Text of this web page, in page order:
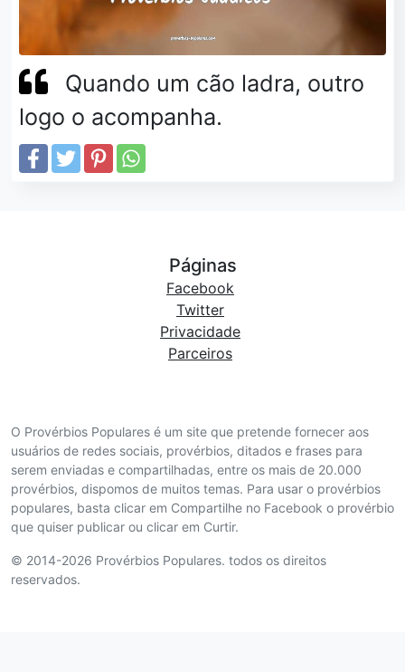
Quando um cão ladra, outro
logo o acompanha.
O Provérbios Populares é um site que pretende fornecer aos
usuários de redes sociais, provérbios, ditados e frases para
serem enviadas e compartilhadas, entre os mais de 20.000
provérbios, dispomos de muitos temas. Para usar o provérbios
populares, basta clicar em Compartilhe no Facebook o provérbio
que quiser publicar ou clicar em Curtir.
© 2014-2026 Provérbios Populares. todos os direitos
reservados.
Páginas
Facebook
Twitter
Privacidade
Parceiros